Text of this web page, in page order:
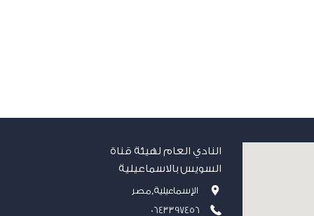
النادي العام لهيئة قناة
السويس بالاسماعيلية
الإسماعيلية,مصر
0643397456